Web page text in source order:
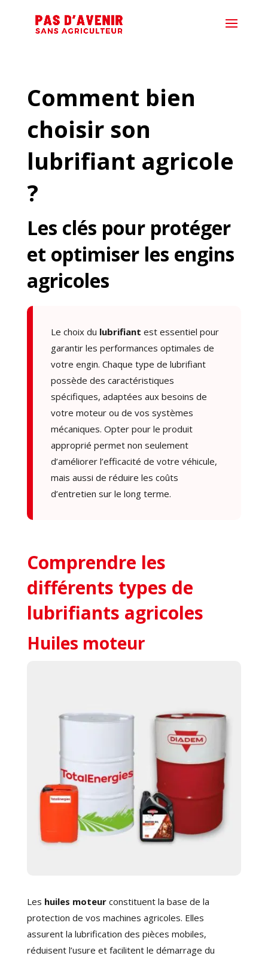
Comment bien
choisir son
lubrifiant agricole
?
Les clés pour protéger
et optimiser les engins
agricoles
Le choix du lubrifiant est essentiel pour
garantir les performances optimales de
votre engin. Chaque type de lubrifiant
possède des caractéristiques
spécifiques, adaptées aux besoins de
votre moteur ou de vos systèmes
mécaniques. Opter pour le produit
approprié permet non seulement
d’améliorer l’efficacité de votre véhicule,
mais aussi de réduire les coûts
d’entretien sur le long terme.
Comprendre les
différents types de
lubrifiants agricoles
Huiles moteur
Les huiles moteurconstituent la base de la
protection de vos machines agricoles. Elles
assurent la lubrification des pièces mobiles,
réduisent l’usure et facilitent le démarrage du